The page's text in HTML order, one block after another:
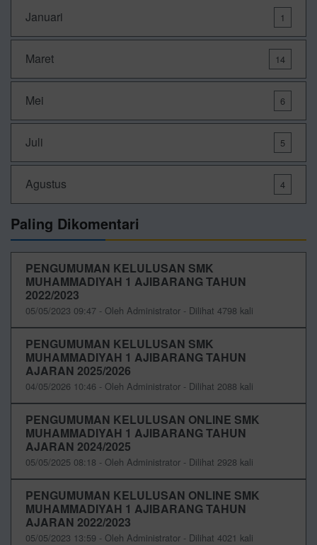
Januari 1
Maret 14
Mei 6
Juli 5
Agustus 4
Paling Dikomentari
PENGUMUMAN KELULUSAN SMK
MUHAMMADIYAH 1 AJIBARANG TAHUN
2022/2023
05/05/2023 09:47 - Oleh Administrator - Dilihat 4798 kali
PENGUMUMAN KELULUSAN SMK
MUHAMMADIYAH 1 AJIBARANG TAHUN
AJARAN 2025/2026
04/05/2026 10:46 - Oleh Administrator - Dilihat 2088 kali
PENGUMUMAN KELULUSAN ONLINE SMK
MUHAMMADIYAH 1 AJIBARANG TAHUN
AJARAN 2024/2025
05/05/2025 08:18 - Oleh Administrator - Dilihat 2928 kali
PENGUMUMAN KELULUSAN ONLINE SMK
MUHAMMADIYAH 1 AJIBARANG TAHUN
AJARAN 2022/2023
05/05/2023 13:59 - Oleh Administrator - Dilihat 4021 kali